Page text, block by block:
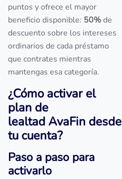
puntos y ofrece el mayor
beneficio disponible: 50%de
descuento sobre los intereses
ordinarios de cada préstamo
que contrates mientras
mantengas esa categoría.
¿Cómo activar el
plan de
lealtad AvaFin desde
tu cuenta?
Paso a paso para
activarlo